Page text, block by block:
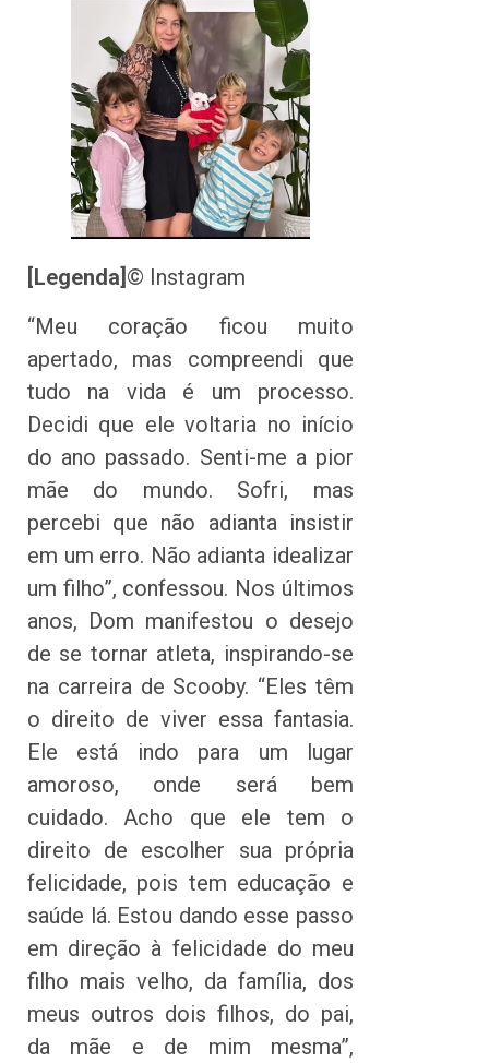
[Legenda] © Instagram
“Meu coração ficou muito
apertado, mas compreendi que
tudo na vida é um processo.
Decidi que ele voltaria no início
do ano passado. Senti-me a pior
mãe do mundo. Sofri, mas
percebi que não adianta insistir
em um erro. Não adianta idealizar
um filho”, confessou. Nos últimos
anos, Dom manifestou o desejo
de se tornar atleta, inspirando-se
na carreira de Scooby. “Eles têm
o direito de viver essa fantasia.
Ele está indo para um lugar
amoroso, onde será bem
cuidado. Acho que ele tem o
direito de escolher sua própria
felicidade, pois tem educação e
saúde lá. Estou dando esse passo
em direção à felicidade do meu
filho mais velho, da família, dos
meus outros dois filhos, do pai,
da mãe e de mim mesma”,